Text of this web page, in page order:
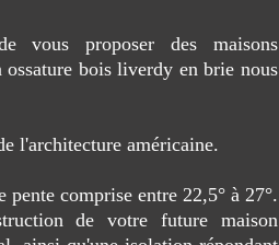
vous proposer des maisons
bois liverdy en brie nous
l'architecture américaine.
comprise entre 22,5° à 27°.
de votre future maison